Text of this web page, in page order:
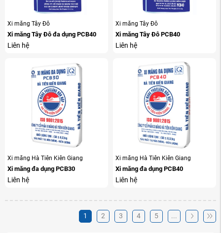
Xi măng Tây Đô
Xi măng Tây Đô đa dụng PCB40
Liên hệ
Xi măng Tây Đô
Xi măng Tây Đô PCB40
Liên hệ
Xi măng Hà Tiên Kiên Giang
Xi măng đa dụng PCB30
Liên hệ
Xi măng Hà Tiên Kiên Giang
Xi măng đa dụng PCB40
Liên hệ
1 2 3 4 5 ...